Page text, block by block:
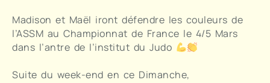
Madison et Maël iront défendre les couleurs de
l’ASSM au Championnat de France le 4/5 Mars
dans l’antre de l’institut du Judo
Suite du week-end en ce Dimanche,